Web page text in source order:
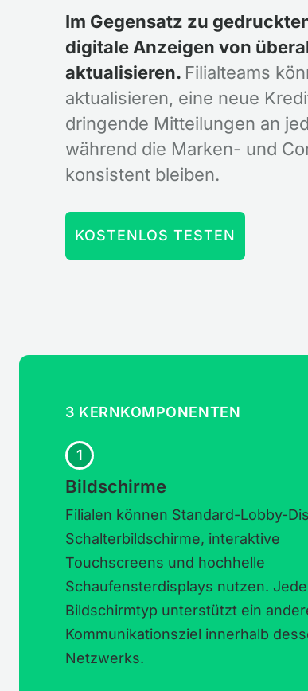
Im Gegensatz zu
digitale Anzeigen von
aktualisieren. Filialteams
aktualisieren, eine neue
dringende Mitteilungen an
während die Marken- und
konsistent bleiben.
KOSTENLOS TESTEN
3 KERNKOMPONENTEN
1
Bildschirme
Filialen können Standard-Lobby-
Schalterbildschirme, interaktive
Touchscreens und hochhelle
Schaufensterdisplays nutzen.
Bildschirmtyp unterstützt ein
Kommunikationsziel innerhalb
Netzwerks.